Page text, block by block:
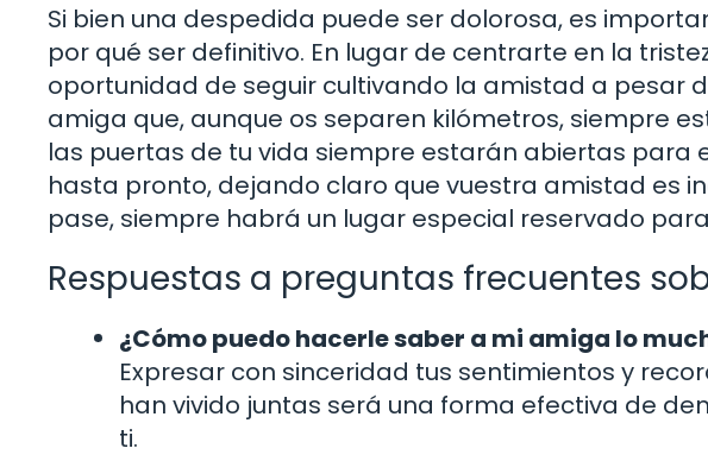
Si bien una despedida puede ser dolorosa, es
por qué ser definitivo. En lugar de centrarte en la
oportunidad de seguir cultivando la amistad a pesar
amiga que, aunque os separen kilómetros, siempre
las puertas de tu vida siempre estarán abiertas para
hasta pronto, dejando claro que vuestra amistad es
pase, siempre habrá un lugar especial reservado
Respuestas a preguntas frecuentes
¿Cómo puedo hacerle saber a mi amiga lo
Expresar con sinceridad tus sentimientos y
han vivido juntas será una forma efectiva de
ti.